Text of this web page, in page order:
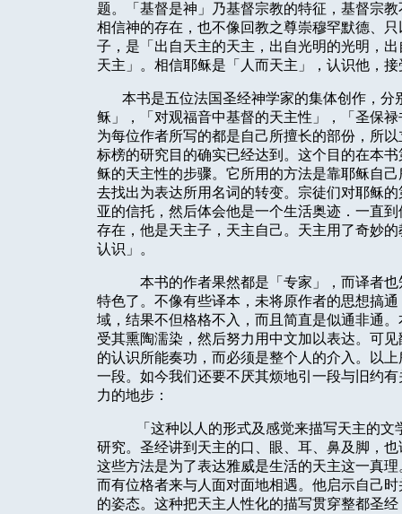
题。「基督是神」乃基督宗教的特征，基督宗
相信神的存在，也不像回教之尊崇穆罕默德、
子，是「出自天主的天主，出自光明的光明，
天主」。相信耶稣是「人而天主」，认识他，
本书是五位法国圣经神学家的集体创作，
稣」，「对观福音中基督的天主性」，「圣保
为每位作者所写的都是自己所擅长的部份，所
标榜的研究目的确实已经达到。这个目的在本
稣的天主性的步骤。它所用的方法是靠耶稣自
去找出为表达所用名词的转变。宗徒们对耶稣
亚的信托，然后体会他是一个生活奥迹．一直
存在，他是天主子，天主自己。天主用了奇妙
认识」。
本书的作者果然都是「专家」，而译者
特色了。不像有些译本，未将原作者的思想搞
域，结果不但格格不入，而且简直是似通非通
受其熏陶濡染，然后努力用中文加以表达。可
的认识所能奏功，而必须是整个人的介入。以
一段。如今我们还要不厌其烦地引一段与旧约
力的地步：
「这种以人的形式及感觉来描写天主的文
研究。圣经讲到天主的口、眼、耳、鼻及脚，
这些方法是为了表达雅威是生活的天主这一真
而有位格者来与人面对面地相遇。他启示自己
的姿态。这种把天主人性化的描写贯穿整都圣